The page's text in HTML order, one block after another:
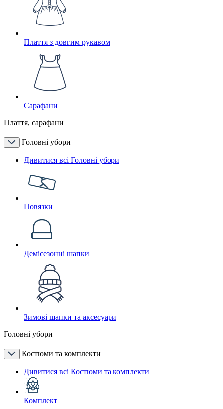
Плаття з довгим рукавом
Сарафани
Плаття, сарафани
Головні убори
Дивитися всі Головні убори
Повязки
Демісезонні шапки
Зимові шапки та аксесуари
Головні убори
Костюми та комплекти
Дивитися всі Костюми та комплекти
Комплект